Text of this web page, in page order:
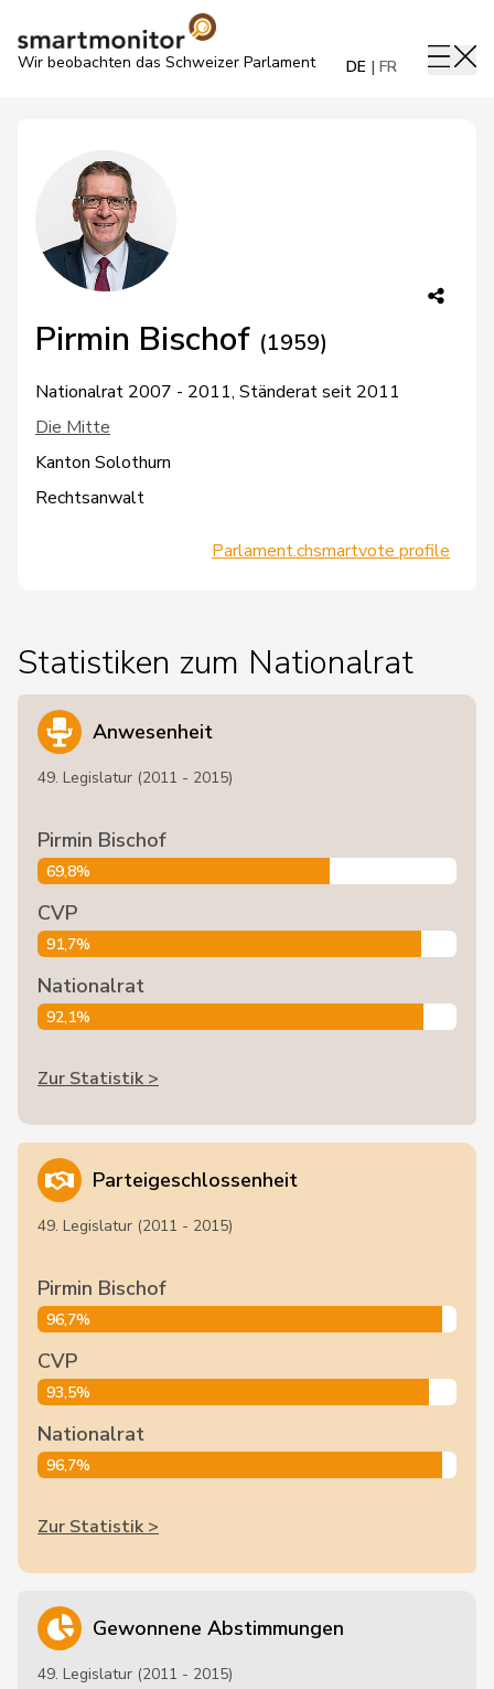
Wir beobachten das Schweizer Parlament DE FR
Pirmin Bischof (1959)
Nationalrat 2007 - 2011, Ständerat seit 2011
Die Mitte
Kanton Solothurn
Rechtsanwalt
Parlament.chsmartvote profile
Statistiken zum Nationalrat
Anwesenheit
49. Legislatur (2011 - 2015)
Pirmin Bischof
69,8%
CVP
91,7%
Nationalrat
92,1%
Zur Statistik >
Parteigeschlossenheit
49. Legislatur (2011 - 2015)
Pirmin Bischof
96,7%
CVP
93,5%
Nationalrat
96,7%
Zur Statistik >
Gewonnene Abstimmungen
49. Legislatur (2011 - 2015)